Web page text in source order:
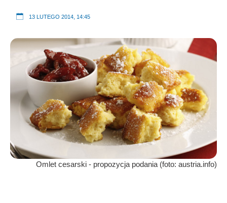
13 LUTEGO 2014, 14:45
Omlet cesarski - propozycja podania (foto: austria.info)